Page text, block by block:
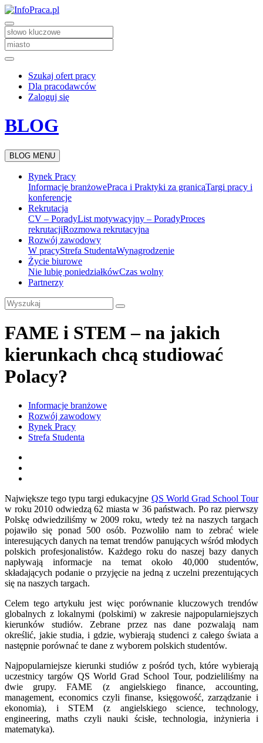
Szukaj ofert pracy
Dla pracodawców
Zaloguj się
BLOG
BLOG MENU
Rynek Pracy
Informacje branżowePraca i Praktyki za granicąTargi pracy i
konferencje
Rekrutacja
CV – PoradyList motywacyjny – PoradyProces
rekrutacjiRozmowa rekrutacyjna
Rozwój zawodowy
W pracyStrefa StudentaWynagrodzenie
Życie biurowe
Nie lubię poniedziałkówCzas wolny
Partnerzy
FAME i STEM – na jakich
kierunkach chcą studiować
Polacy?
Informacje branżowe
Rozwój zawodowy
Rynek Pracy
Strefa Studenta
Największe tego typu targi edukacyjne QS World Grad School Tour
w roku 2010 odwiedzą 62 miasta w 36 państwach. Po raz pierwszy
Polskę odwiedziliśmy w 2009 roku, wtedy też na naszych targach
pojawiło się ponad 500 osób. Pozwoliło nam to zebrać wiele
interesujących danych na temat trendów panujących wśród młodych
polskich profesjonalistów. Każdego roku do naszej bazy danych
napływają informacje na temat około 40,000 studentów,
składających podanie o przyjęcie na jedną z uczelni prezentujących
się na naszych targach.
Celem tego artykułu jest więc porównanie kluczowych trendów
globalnych z lokalnymi (polskimi) w zakresie najpopularniejszych
kierunków studiów. Zebrane przez nas dane pozwalają nam
określić, jakie studia, i gdzie, wybierają studenci z całego świata a
następnie porównać te dane z wyborem polskich studentów.
Najpopularniejsze kierunki studiów z pośród tych, które wybierają
uczestnicy targów QS World Grad School Tour, podzieliliśmy na
dwie grupy. FAME (z angielskiego finance, accounting,
management, economics czyli finanse, księgowość, zarządzanie i
ekonomia), i STEM (z angielskiego science, technology,
engineering, maths czyli nauki ścisłe, technologia, inżynieria i
matematyka).